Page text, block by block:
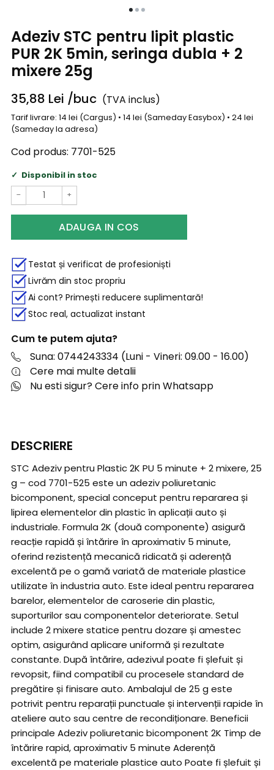
Adeziv STC pentru lipit plastic
PUR 2K 5min, seringa dubla + 2
mixere 25g
35,88 Lei /buc (TVA inclus)
Tarif livrare: 14 lei (Cargus) • 14 lei (Sameday Easybox) • 24 lei
(Sameday la adresa)
Cod produs: 7701-525
Disponibil in stoc
− +
ADAUGA IN COS
Testat și verificat de profesioniști
Livrăm din stoc propriu
Ai cont? Primești reducere suplimentară!
Stoc real, actualizat instant
Cum te putem ajuta?
Suna: 0744243334 (Luni - Vineri: 09.00 - 16.00)
Cere mai multe detalii
Nu esti sigur? Cere info prin Whatsapp
DESCRIERE
STC Adeziv pentru Plastic 2K PU 5 minute + 2 mixere, 25
g – cod 7701-525 este un adeziv poliuretanic
bicomponent, special conceput pentru repararea și
lipirea elementelor din plastic în aplicații auto și
industriale. Formula 2K (două componente) asigură
reacție rapidă și întărire în aproximativ 5 minute,
oferind rezistență mecanică ridicată și aderență
excelentă pe o gamă variată de materiale plastice
utilizate în industria auto. Este ideal pentru repararea
barelor, elementelor de caroserie din plastic,
suporturilor sau componentelor deteriorate. Setul
include 2 mixere statice pentru dozare și amestec
optim, asigurând aplicare uniformă și rezultate
constante. După întărire, adezivul poate fi șlefuit și
revopsit, fiind compatibil cu procesele standard de
pregătire și finisare auto. Ambalajul de 25 g este
potrivit pentru reparații punctuale și intervenții rapide în
ateliere auto sau centre de recondiționare. Beneficii
principale Adeziv poliuretanic bicomponent 2K Timp de
întărire rapid, aproximativ 5 minute Aderență
excelentă pe materiale plastice auto Poate fi șlefuit și